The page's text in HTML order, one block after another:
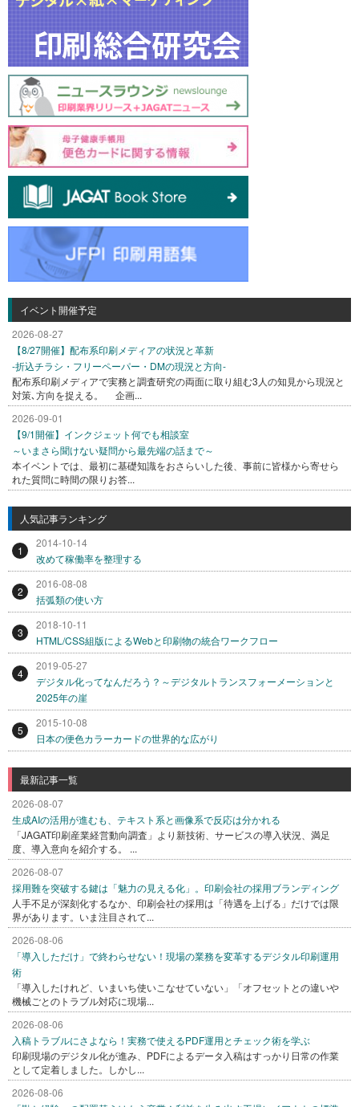
イベント開催予定
2026-08-27
【8/27開催】配布系印刷メディアの状況と革新
-折込チラシ・フリーペーパー・DMの現況と方向-
配布系印刷メディアで実務と調査研究の両面に取り組む3人の知見から現況と
対策､方向を捉える。 企画...
2026-09-01
【9/1開催】インクジェット何でも相談室
～いまさら聞けない疑問から最先端の話まで～
本イベントでは、最初に基礎知識をおさらいした後、事前に皆様から寄せら
れた質問に時間の限りお答...
人気記事ランキング
1
2014-10-14
改めて稼働率を整理する
2
2016-08-08
括弧類の使い方
3
2018-10-11
HTML/CSS組版によるWebと印刷物の統合ワークフロー
4
2019-05-27
デジタル化ってなんだろう？～デジタルトランスフォーメーションと
2025年の崖
5
2015-10-08
日本の便色カラーカードの世界的な広がり
最新記事一覧
2026-08-07
生成AIの活用が進むも、テキスト系と画像系で反応は分かれる
「JAGAT印刷産業経営動向調査」より新技術、サービスの導入状況、満足
度、導入意向を紹介する。 ...
2026-08-07
採用難を突破する鍵は「魅力の見える化」。印刷会社の採用ブランディング
人手不足が深刻化するなか、印刷会社の採用は「待遇を上げる」だけでは限
界があります。いま注目されて...
2026-08-06
「導入しただけ」で終わらせない！現場の業務を変革するデジタル印刷運用
術
「導入したけれど、いまいち使いこなせていない」「オフセットとの違いや
機械ごとのトラブル対応に現場...
2026-08-06
入稿トラブルにさよなら！実務で使えるPDF運用とチェック術を学ぶ
印刷現場のデジタル化が進み、PDFによるデータ入稿はすっかり日常の作業
として定着しました。しかし...
2026-08-06